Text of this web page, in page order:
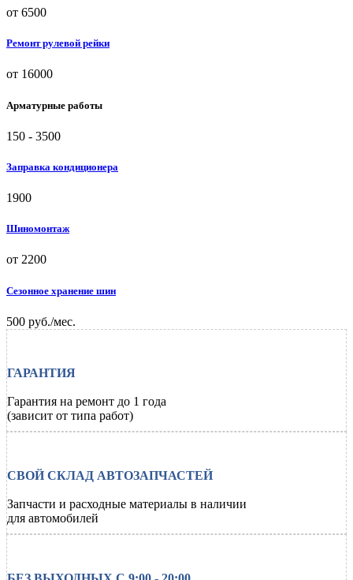
от 6500
Ремонт рулевой рейки
от 16000
Арматурные работы
150 - 3500
Заправка кондиционера
1900
Шиномонтаж
от 2200
Сезонное хранение шин
500 руб./мес.
ГАРАНТИЯ
Гарантия на ремонт до 1 года
(зависит от типа работ)
СВОЙ СКЛАД АВТОЗАПЧАСТЕЙ
Запчасти и расходные материалы в наличии
для автомобилей